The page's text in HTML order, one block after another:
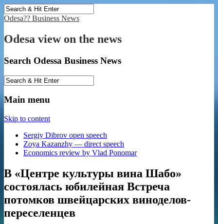
Odesa?? Business News
Odesa view on the news
Search Odessa Business News
Main menu
Skip to content
Sergiy Dibrov open speech
Zoya Kazanzhy — direct speech
Economics review by Vlad Ponomar
В «Центре культуры вина Шабо»
состоялась юбилейная Встреча
потомков швейцарских виноделов-
переселенцев